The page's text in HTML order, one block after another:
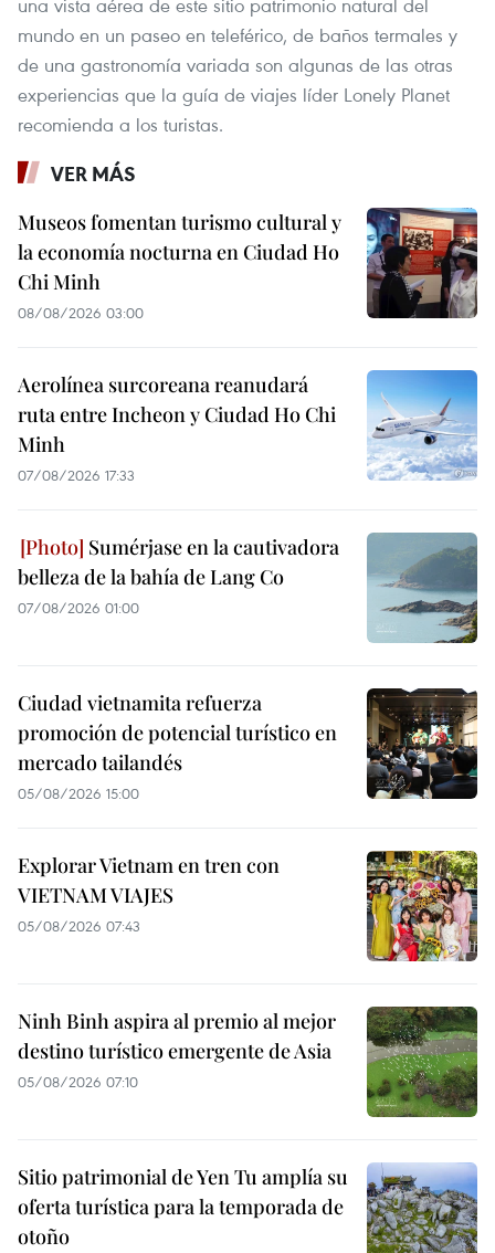
mundo en un paseo en teleférico, de baños termales y
de una gastronomía variada son algunas de las otras
experiencias que la guía de viajes líder Lonely Planet
recomienda a los turistas.
VER MÁS
Museos fomentan turismo cultural y
la economía nocturna en Ciudad Ho
Chi Minh
08/08/2026 03:00
Aerolínea surcoreana reanudará
ruta entre Incheon y Ciudad Ho Chi
Minh
07/08/2026 17:33
Sumérjase en la cautivadora
belleza de la bahía de Lang Co
07/08/2026 01:00
Ciudad vietnamita refuerza
promoción de potencial turístico en
mercado tailandés
05/08/2026 15:00
Explorar Vietnam en tren con
VIETNAM VIAJES
05/08/2026 07:43
Ninh Binh aspira al premio al mejor
destino turístico emergente de Asia
05/08/2026 07:10
Sitio patrimonial de Yen Tu amplía su
oferta turística para la temporada de
otoño